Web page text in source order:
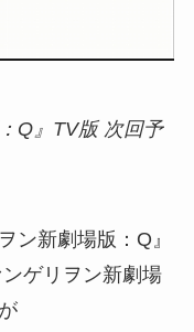
Q』TV版 次回予
ン新劇場版：Q』
ゲリヲン新劇場